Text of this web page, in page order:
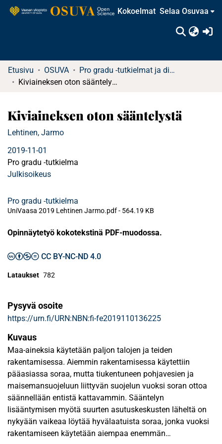
Kokoelmat Selaa Osuvaa
Etusivu OSUVA
Pro gradu -tutkielmat ja diplomityöt
Kiviaineksen oton sääntelystä
Kiviaineksen oton sääntelystä
Lehtinen, Jarmo
2019-11-01
Pro gradu -tutkielma
Julkisoikeus
Pro gradu -tutkielma
UniVaasa 2019 Lehtinen Jarmo.pdf - 564.19 KB
Opinnäytetyö kokotekstinä PDF-muodossa.
CC BY-NC-ND 4.0
Lataukset 782
Pysyvä osoite
https://urn.fi/URN:NBN:fi-fe2019110136225
Kuvaus
Maa-aineksia käytetään paljon talojen ja teiden
rakentamisessa. Aiemmin rakentamisessa käytettiin
pääasiassa soraa, mutta tiukentuneen pohjavesien ja
maisemansuojeluun liittyvän suojelun vuoksi soran ottoa
säännellään entistä kattavammin. Sääntelyn
lisääntymisen myötä suurten asutuskeskusten läheltä on
nykyään vaikeaa löytää hyvälaatuista soraa, jonka vuoksi
rakentamiseen käytetään aiempaa enemmän